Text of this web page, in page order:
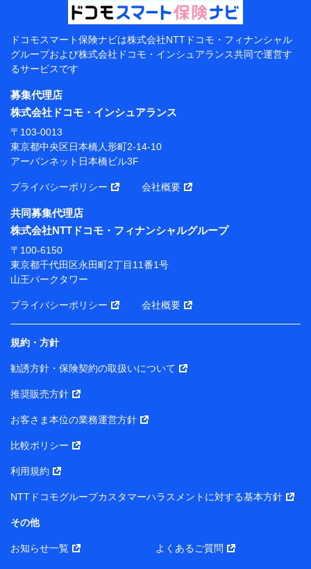
当該個人データを取り扱う各共同利用者（詳細は次のと
東京都千代田区永田町2丁目11番1号 山王パークタワー
株式会社NTTドコモ 代表取締役社長 前田 義晃
東京都中央区日本橋人形町2-14-10 アーバンネット日
本橋ビル 3F
長 吉村 忠義
※ 当社および株式会社NTTドコモは、お客さまの情報
ソナルデータ憲章」に定める行動原則を順守します 。
※ パーソナルデータダッシュボードの「第三者提供の
管理」の設定状態にかかわらず、共同利用する場合があ
ります。
※ dポイントクラブ会員ではないお客さま（2019年12
月11日以降、一度もdポイントクラブ会員であったこと
がないお客さまに限る）に関する、2019年12月10日以
前に取得した個人データは、こちら の利用目的の範囲内
当社は株式会社NTTドコモ・フィナンシャルグループ
との間で、以下のとおり個人データを共同利用しま
す。
【共同して利用される利用データの項目】
当社または株式会社NTTドコモ・フィナンシャルグルー
の個人データ
基本情報
性、連絡先、dポイントサービスのご利用に関する情報。例
所、dポイント残高、dポイント利用履歴などが含まれます。
当社または株式会社NTTドコモ・フィナンシャルグループが
ドコモスマート保険ナビは株式会社NTTドコモ・フィナンシャル
グループおよび株式会社ドコモ・インシュアランス共同で運営す
るサービスです
募集代理店
株式会社ドコモ・インシュアランス
〒103-0013
東京都中央区日本橋人形町2-14-10
アーバンネット日本橋ビル3F
プライバシーポリシー 会社概要
共同募集代理店
株式会社NTTドコモ・フィナンシャルグループ
〒100-6150
東京都千代田区永田町2丁目11番1号
山王パークタワー
プライバシーポリシー 会社概要
規約・方針
勧誘方針・保険契約の取扱いについて
推奨販売方針
お客さま本位の業務運営方針
比較ポリシー
利用規約
NTTドコモグループカスタマーハラスメントに対する基本方針
その他
お知らせ一覧 よくあるご質問